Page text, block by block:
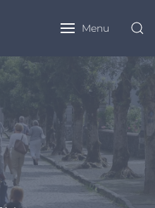
Menu